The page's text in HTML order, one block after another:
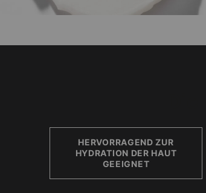
HERVORRAGEND ZUR
HYDRATION DER HAUT
GEEIGNET